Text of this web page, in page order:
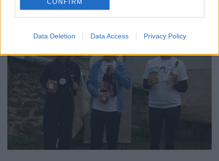
CONFIRM
Data Deletion Data Access Privacy Policy